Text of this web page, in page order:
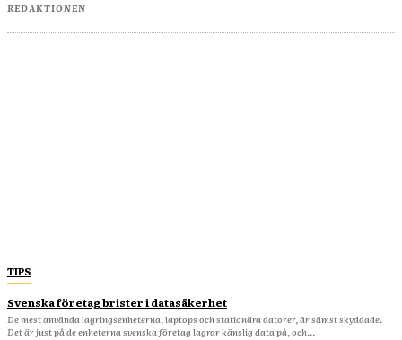
REDAKTIONEN
TIPS
Svenska företag brister i datasäkerhet
De mest använda lagringsenheterna, laptops och stationära datorer, är sämst skyddade.
Det är just på de enheterna svenska företag lagrar känslig data på, och...